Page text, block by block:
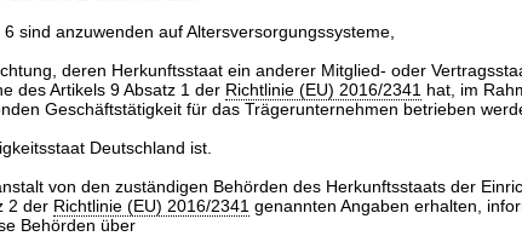
sind anzuwenden auf Altersversorgungssysteme,
deren Herkunftsstaat ein anderer Mitglied- oder
des Artikels 9 Absatz 1 der Richtlinie (EU) 2016/2341 hat, im
Geschäftstätigkeit für das Trägerunternehmen betrieben
Deutschland ist.
von den zuständigen Behörden des Herkunftsstaats der
2 der Richtlinie (EU) 2016/2341 genannten Angaben erhalten,
Behörden über